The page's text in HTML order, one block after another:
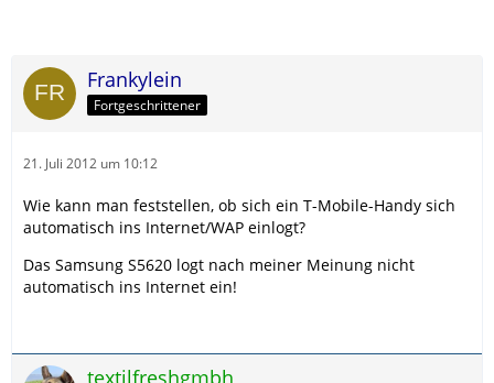
Frankylein
Fortgeschrittener
21. Juli 2012 um 10:12
Wie kann man feststellen, ob sich ein T-Mobile-Handy sich
automatisch ins Internet/WAP einlogt?
Das Samsung S5620 logt nach meiner Meinung nicht
automatisch ins Internet ein!
textilfreshgmbh